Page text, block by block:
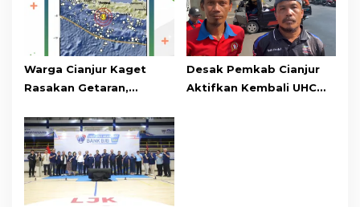
Warga Cianjur Kaget
Rasakan Getaran,
Berpusat di
Pangandaran
Desak Pemkab Cianjur
Aktifkan Kembali UHC